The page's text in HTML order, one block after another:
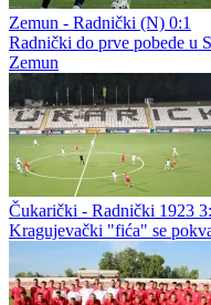
Zemun - Radnički (N) 0:1
Radnički do prve pobede u
Zemun
Čukarički - Radnički 1923
Kragujevački "fića" se